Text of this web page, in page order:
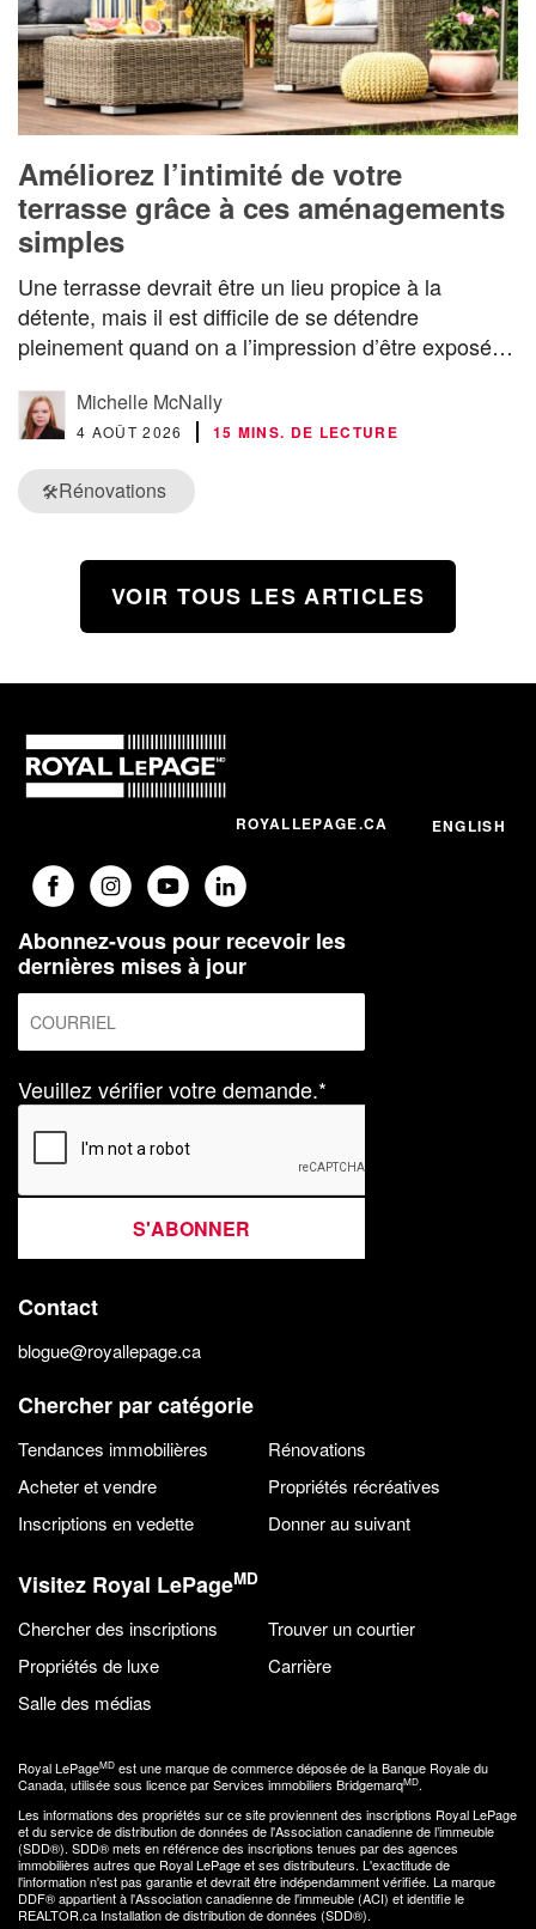
Améliorez l’intimité de votre
terrasse grâce à ces aménagements
simples
Une terrasse devrait être un lieu propice à la
détente, mais il est difficile de se détendre
pleinement quand on a l’impression d’être exposé…
Michelle McNally
4 AOÛT 2026 15 MINS. DE LECTURE
🛠️Rénovations
VOIR TOUS LES ARTICLES
ROYALLEPAGE.CA ENGLISH
Abonnez-vous pour recevoir les
dernières mises à jour
Veuillez vérifier votre demande.*
S'ABONNER
Contact
blogue@royallepage.ca
Chercher par catégorie
Tendances immobilières
Rénovations
Acheter et vendre
Propriétés récréatives
Inscriptions en vedette
Donner au suivant
Visitez Royal LePageMD
Chercher des inscriptions
Trouver un courtier
Propriétés de luxe
Carrière
Salle des médias
Royal LePageMD est une marque de commerce déposée de la Banque Royale du
Canada, utilisée sous licence par Services immobiliers BridgemarqMD.
Les informations des propriétés sur ce site proviennent des inscriptions Royal LePage
et du service de distribution de données de l'Association canadienne de l’immeuble
(SDD®). SDD® mets en référence des inscriptions tenues par des agences
immobilières autres que Royal LePage et ses distributeurs. L'exactitude de
l'information n'est pas garantie et devrait être indépendamment vérifiée. La marque
DDF® appartient à l'Association canadienne de l'immeuble (ACI) et identifie le
REALTOR.ca Installation de distribution de données (SDD®).